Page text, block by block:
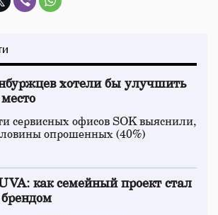
хотели бы улучшить
сервисных офисов SOK выяснили,
опрошенных (40%)
как семейный проект стал